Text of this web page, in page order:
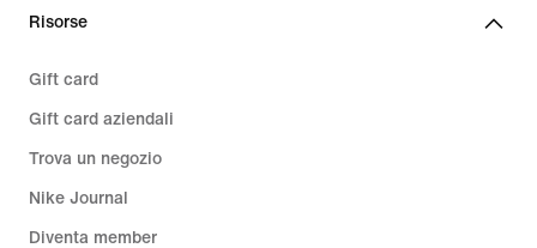
Risorse
Gift card
Gift card aziendali
Trova un negozio
Nike Journal
Diventa member